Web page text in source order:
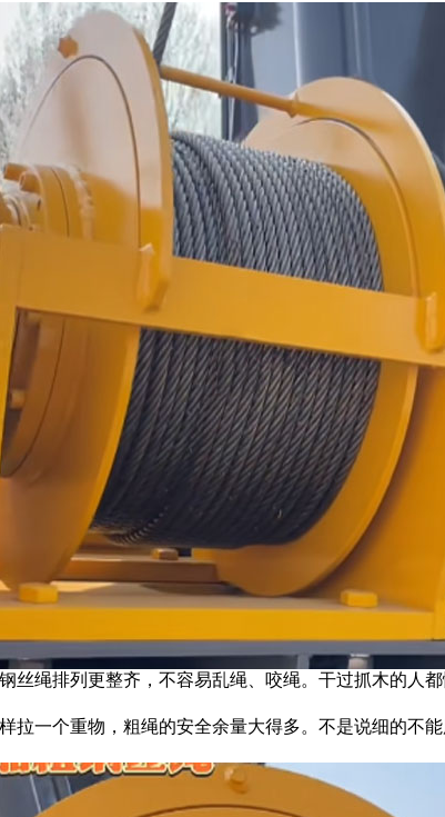
丝绳排列更整齐，不容易乱绳、咬绳。干过抓木的人
拉一个重物，粗绳的安全余量大得多。不是说细的不